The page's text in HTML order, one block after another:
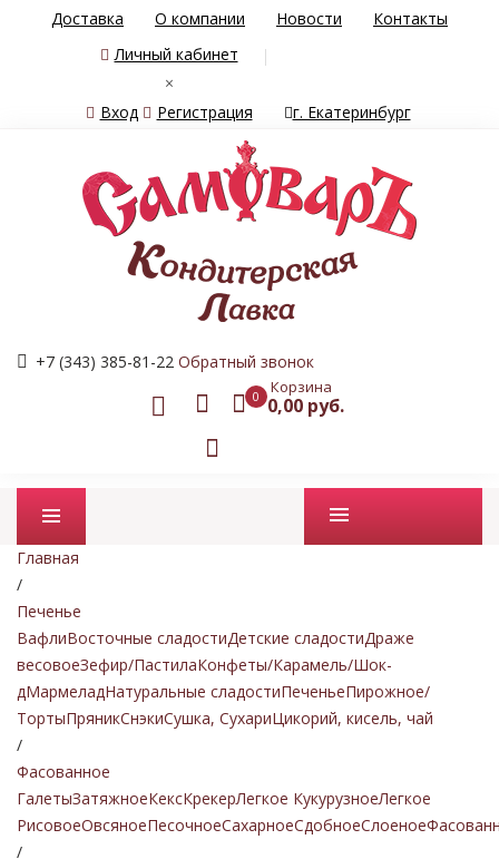
Доставка О компании Новости
Контакты
Личный кабинет
×
Вход
Регистрация г. Екатеринбург
+7 (343) 385-81-22 Обратный звонок
0 Корзина
0,00 руб.
Промо товары
Главная
/
Печенье
ВафлиВосточные сладостиДетские сладостиДраже
весовоеЗефир/ПастилаКонфеты/Карамель/Шок-
дМармеладНатуральные сладостиПеченьеПирожное/
ТортыПряникСнэкиСушка, СухариЦикорий, кисель, чай
/
Фасованное
ГалетыЗатяжноеКексКрекерЛегкое КукурузноеЛегкое
РисовоеОвсяноеПесочноеСахарноеСдобноеСлоеное
/